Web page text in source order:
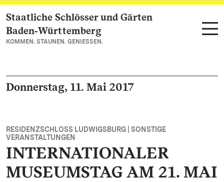
Zum Hauptinhalt springen
Staatliche Schlösser und Gärten
Baden‑Württemberg
KOMMEN. STAUNEN. GENIESSEN.
Donnerstag, 11. Mai 2017
RESIDENZSCHLOSS LUDWIGSBURG | SONSTIGE
VERANSTALTUNGEN
INTERNATIONALER
MUSEUMSTAG AM 21. MAI